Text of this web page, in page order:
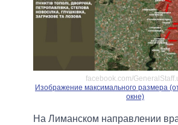
facebook.com/
Изображение максимального размера
окне)
На Лиманском направлении